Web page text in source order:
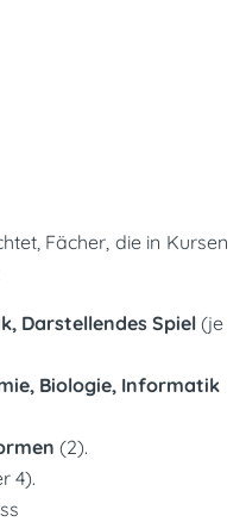
Fächer, die in Kursen
Darstellendes Spiel (je
Biologie, Informatik
(2).
4).